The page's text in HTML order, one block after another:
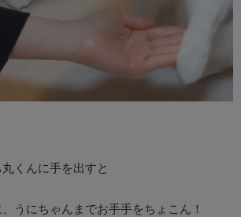
くんに手を出すと
うにちゃんまでお手手をちょこん！